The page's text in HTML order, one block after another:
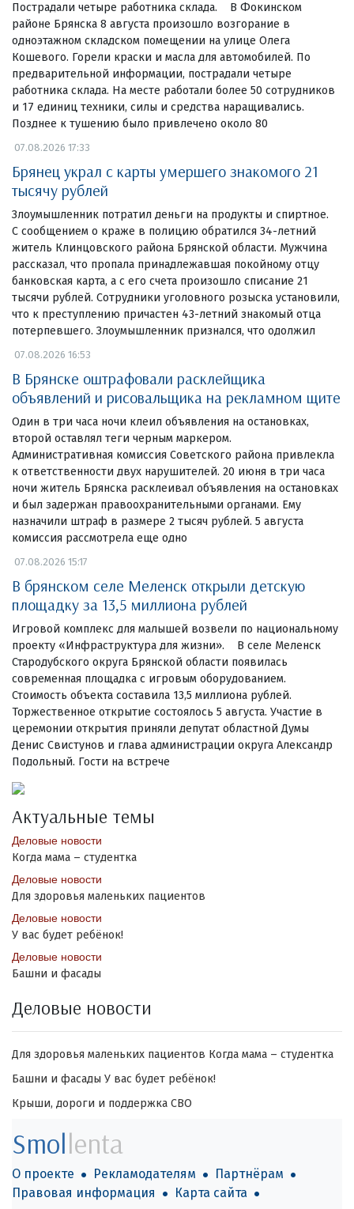
Пострадали четыре работника склада. В Фокинском
районе Брянска 8 августа произошло возгорание в
одноэтажном складском помещении на улице Олега
Кошевого. Горели краски и масла для автомобилей. По
предварительной информации, пострадали четыре
работника склада. На месте работали более 50 сотрудников
и 17 единиц техники, силы и средства наращивались.
Позднее к тушению было привлечено около 80
07.08.2026 17:33
Брянец украл с карты умершего знакомого 21
тысячу рублей
Злоумышленник потратил деньги на продукты и спиртное.
С сообщением о краже в полицию обратился 34-летний
житель Клинцовского района Брянской области. Мужчина
рассказал, что пропала принадлежавшая покойному отцу
банковская карта, а с его счета произошло списание 21
тысячи рублей. Сотрудники уголовного розыска установили,
что к преступлению причастен 43-летний знакомый отца
потерпевшего. Злоумышленник признался, что одолжил
07.08.2026 16:53
В Брянске оштрафовали расклейщика
объявлений и рисовальщика на рекламном щите
Один в три часа ночи клеил объявления на остановках,
второй оставлял теги черным маркером.
Административная комиссия Советского района привлекла
к ответственности двух нарушителей. 20 июня в три часа
ночи житель Брянска расклеивал объявления на остановках
и был задержан правоохранительными органами. Ему
назначили штраф в размере 2 тысяч рублей. 5 августа
комиссия рассмотрела еще одно
07.08.2026 15:17
В брянском селе Меленск открыли детскую
площадку за 13,5 миллиона рублей
Игровой комплекс для малышей возвели по национальному
проекту «Инфраструктура для жизни». В селе Меленск
Стародубского округа Брянской области появилась
современная площадка с игровым оборудованием.
Стоимость объекта составила 13,5 миллиона рублей.
Торжественное открытие состоялось 5 августа. Участие в
церемонии открытия приняли депутат областной Думы
Денис Свистунов и глава администрации округа Александр
Подольный. Гости на встрече
Актуальные темы
Деловые новости
Когда мама – студентка
Деловые новости
Для здоровья маленьких пациентов
Деловые новости
У вас будет ребёнок!
Деловые новости
Башни и фасады
Деловые новости
Для здоровья маленьких пациентов Когда мама – студентка
Башни и фасады У вас будет ребёнок!
Крыши, дороги и поддержка СВО
Smollenta
О проекте Рекламодателям
Партнёрам
Правовая информация
Карта сайта